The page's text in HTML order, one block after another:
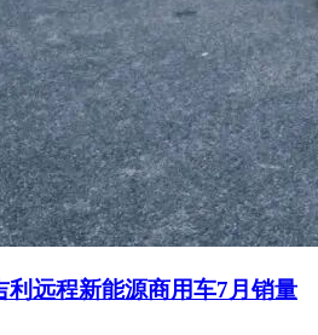
利远程新能源商用车7月销量